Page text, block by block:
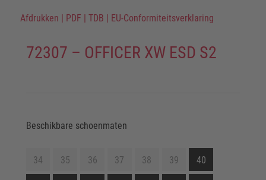
Afdrukken | PDF | TDB | EU-Conformiteitsverklaring
72307 – OFFICER XW ESD S2
Beschikbare schoenmaten
34 35 36 37 38 39 40